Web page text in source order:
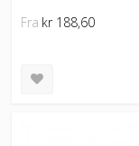
Fra kr 188,60